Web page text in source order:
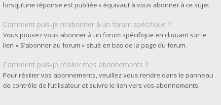
lorsqu’une réponse est publiée » équivaut à vous abonner à ce sujet.
Comment puis-je m’abonner à un forum spécifique ?
Vous pouvez vous abonner à un forum spécifique en cliquant sur le
lien « S’abonner au forum » situé en bas de la page du forum.
Comment puis-je résilier mes abonnements ?
Pour résilier vos abonnements, veuillez vous rendre dans le panneau
de contrôle de l’utilisateur et suivre le lien vers vos abonnements.